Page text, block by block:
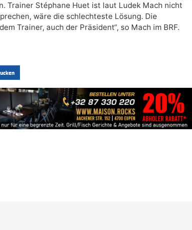
Trainer Stéphane Huet ist laut Ludek Mach nicht
wäre die schlechteste Lösung. Die
Trainer, auch der Präsident“, so Mach im BRF.